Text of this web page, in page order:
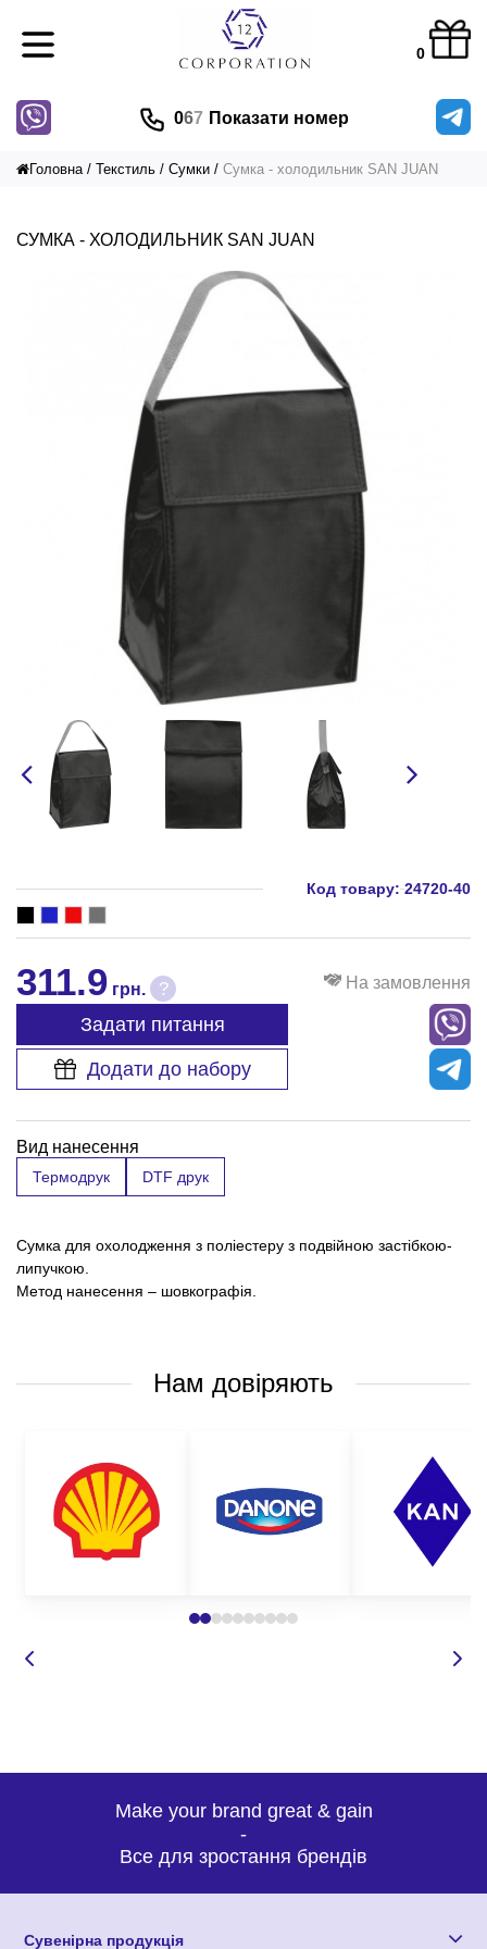
0
067 Показати номер
Головна Текстиль Сумки Сумка - холодильник SAN JUAN
СУМКА - ХОЛОДИЛЬНИК SAN JUAN
Код товару: 24720-40
311.9 грн. ? На замовлення
Задати питання
Додати до набору
Вид нанесення
Термодрук DTF друк
Сумка для охолодження з поліестеру з подвійною застібкою-
липучкою.
Метод нанесення – шовкографія.
Нам довіряють
Make your brand great & gain
-
Все для зростання брендів
Сувенірна продукція